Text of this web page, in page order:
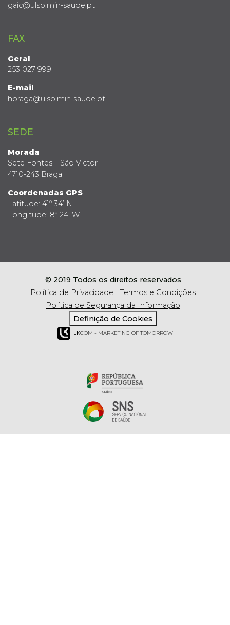
gaic@ulsb.min-saude.pt
FAX
Geral
253 027 999
E-mail
hbraga@ulsb.min-saude.pt
SEDE
Morada
Sete Fontes – São Victor
4710-243 Braga
Coordenadas GPS
Latitude: 41º 34’ N
Longitude: 8º 24’ W
© 2019 Todos os direitos reservados
Política de Privacidade
Termos e Condições
Política de Segurança da Informação
Definição de Cookies
LKCOM - MARKETING OF TOMORROW